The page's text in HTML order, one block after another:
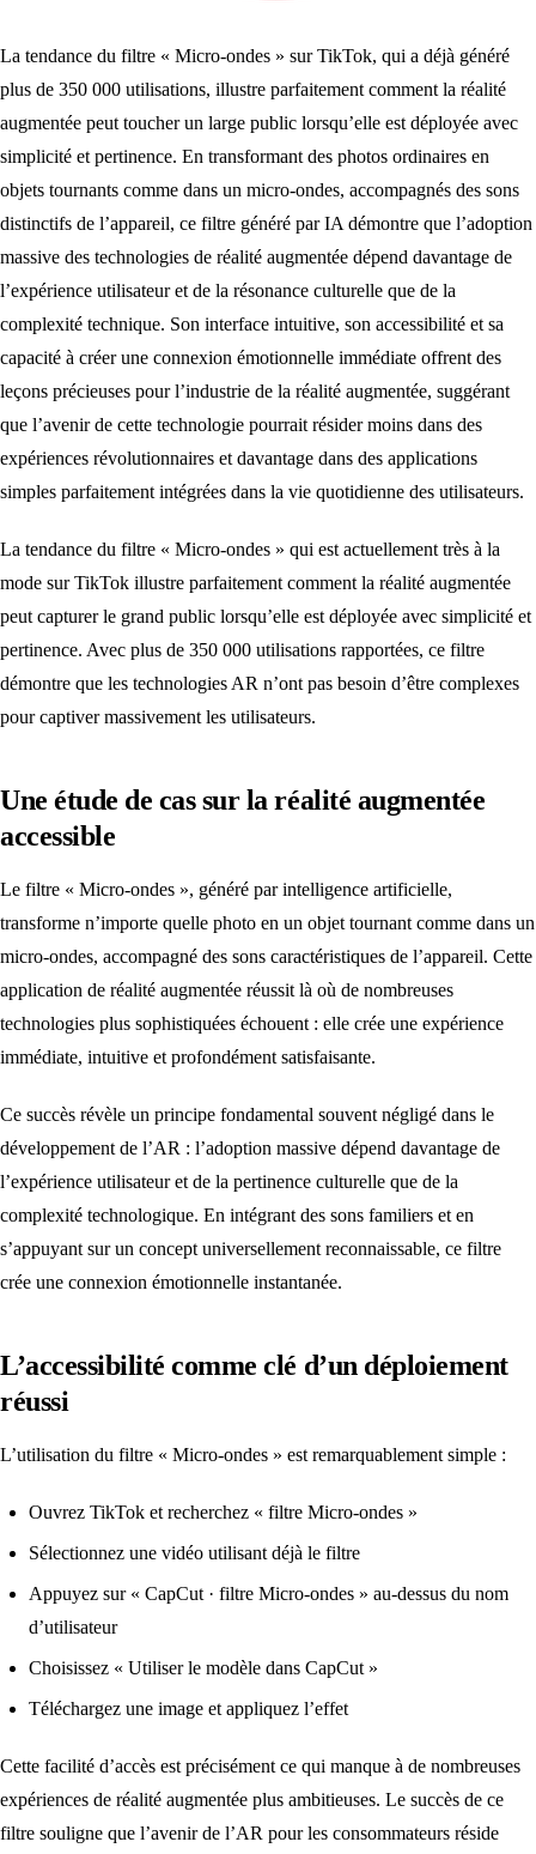
La tendance du filtre « Micro-ondes » sur TikTok, qui a déjà généré
plus de 350 000 utilisations, illustre parfaitement comment la réalité
augmentée peut toucher un large public lorsqu’elle est déployée avec
simplicité et pertinence. En transformant des photos ordinaires en
objets tournants comme dans un micro-ondes, accompagnés des sons
distinctifs de l’appareil, ce filtre généré par IA démontre que l’adoption
massive des technologies de réalité augmentée dépend davantage de
l’expérience utilisateur et de la résonance culturelle que de la
complexité technique. Son interface intuitive, son accessibilité et sa
capacité à créer une connexion émotionnelle immédiate offrent des
leçons précieuses pour l’industrie de la réalité augmentée, suggérant
que l’avenir de cette technologie pourrait résider moins dans des
expériences révolutionnaires et davantage dans des applications
simples parfaitement intégrées dans la vie quotidienne des utilisateurs.
La tendance du filtre « Micro-ondes » qui est actuellement très à la
mode sur TikTok illustre parfaitement comment la réalité augmentée
peut capturer le grand public lorsqu’elle est déployée avec simplicité et
pertinence. Avec plus de 350 000 utilisations rapportées, ce filtre
démontre que les technologies AR n’ont pas besoin d’être complexes
pour captiver massivement les utilisateurs.
Une étude de cas sur la réalité augmentée
accessible
Le filtre « Micro-ondes », généré par intelligence artificielle,
transforme n’importe quelle photo en un objet tournant comme dans un
micro-ondes, accompagné des sons caractéristiques de l’appareil. Cette
application de réalité augmentée réussit là où de nombreuses
technologies plus sophistiquées échouent : elle crée une expérience
immédiate, intuitive et profondément satisfaisante.
Ce succès révèle un principe fondamental souvent négligé dans le
développement de l’AR : l’adoption massive dépend davantage de
l’expérience utilisateur et de la pertinence culturelle que de la
complexité technologique. En intégrant des sons familiers et en
s’appuyant sur un concept universellement reconnaissable, ce filtre
crée une connexion émotionnelle instantanée.
L’accessibilité comme clé d’un déploiement
réussi
L’utilisation du filtre « Micro-ondes » est remarquablement simple :
Ouvrez TikTok et recherchez « filtre Micro-ondes »
Sélectionnez une vidéo utilisant déjà le filtre
Appuyez sur « CapCut · filtre Micro-ondes » au-dessus du nom
d’utilisateur
Choisissez « Utiliser le modèle dans CapCut »
Téléchargez une image et appliquez l’effet
Cette facilité d’accès est précisément ce qui manque à de nombreuses
expériences de réalité augmentée plus ambitieuses. Le succès de ce
filtre souligne que l’avenir de l’AR pour les consommateurs réside